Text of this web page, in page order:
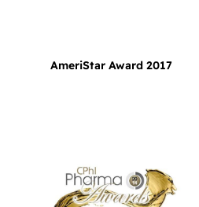
AmeriStar Award 2017